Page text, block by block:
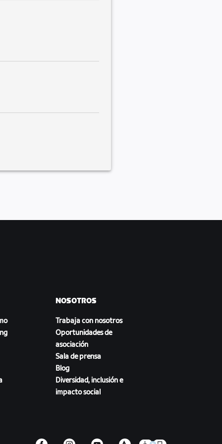
NOSOTROS
Trabaja con nosotros
Oportunidades de
asociación
Sala de prensa
Blog
Diversidad, inclusión e
impacto social